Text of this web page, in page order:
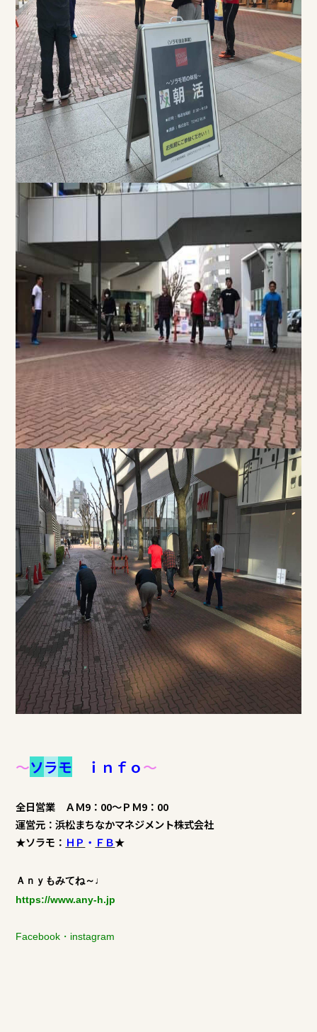
～ソラモ ｉｎｆｏ～
全日営業 ＡＭ9：00～ＰＭ9：00
運営元：浜松まちなかマネジメント株式会社
★ソラモ： ＨＰ ・ ＦＢ★
Ａｎｙもみてね～♩
https://www.any-h.jp
Facebook ・ instagram